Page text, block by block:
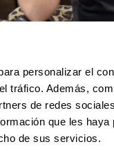
personalizar el
tráfico. Además,
de redes
que les haya
de sus servicios.